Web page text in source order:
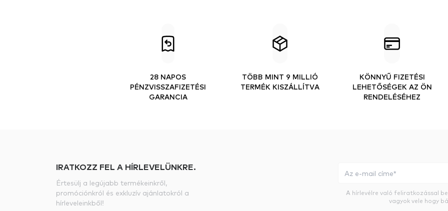
28 NAPOS
PÉNZVISSZAFIZETÉSI
GARANCIA
TÖBB MINT 9 MILLIÓ
TERMÉK KISZÁLLÍTVA
KÖNNYŰ FIZETÉSI
LEHETŐSÉGEK AZ ÖN
RENDELÉSÉHEZ
IRATKOZZ FEL A HÍRLEVELÜNKRE.
Értesülj a legújabb termékeinkről,
promóciónkról és exkluzív ajánlatokról a
hírleveleinkből!
A hírlevélre való feliratkozással
vagyok vele hogy